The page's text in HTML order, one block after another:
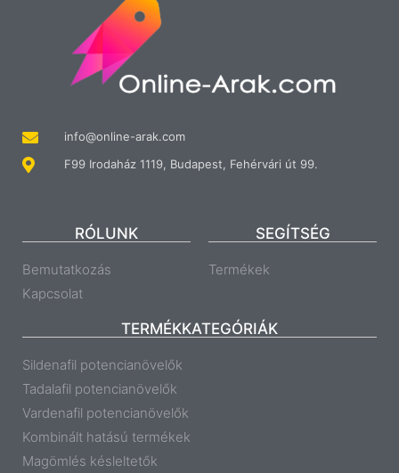
info@online-arak.com
F99 Irodaház 1119, Budapest, Fehérvári út 99.
RÓLUNK
Bemutatkozás
Kapcsolat
SEGÍTSÉG
Termékek
TERMÉKKATEGÓRIÁK
Sildenafil potencianövelők
Tadalafil potencianövelők
Vardenafil potencianövelők
Kombinált hatású termékek
Magömlés késleltetők